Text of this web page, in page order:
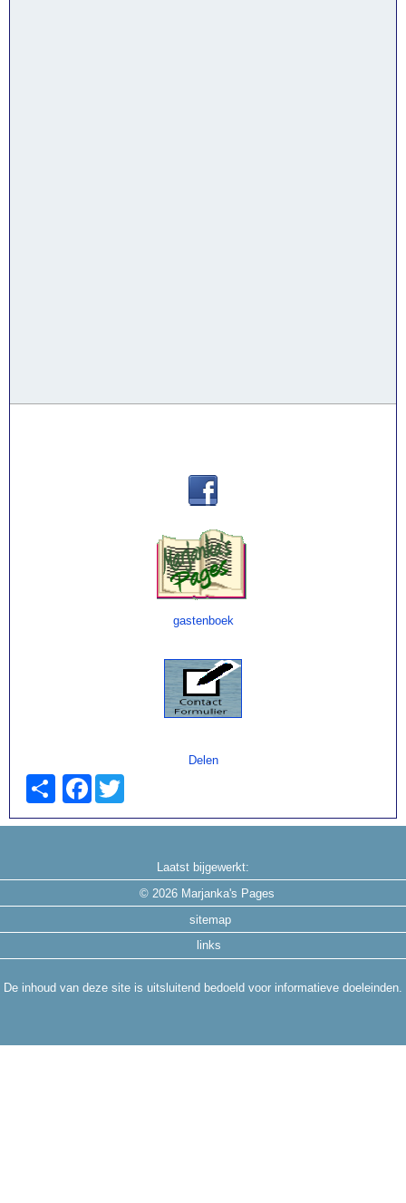
gastenboek
Delen
Facebook
Laatst bijgewerkt:
© 2026 Marjanka's Pages
sitemap
links
De inhoud van deze site is uitsluitend bedoeld voor informatieve